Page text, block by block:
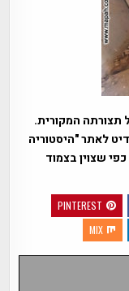
תצורתה המקורית.
לאתר "היסטוריה
שצוין בצמוד
PINTEREST
MIX